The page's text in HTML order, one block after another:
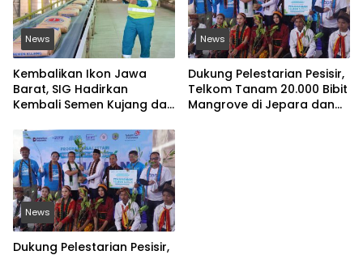
News
Kembalikan Ikon Jawa
Barat, SIG Hadirkan
Kembali Semen Kujang dan
News
Dukung Pelestarian Pesisir,
Telkom Tanam 20.000 Bibit
Mangrove di Jepara dan
News
Dukung Pelestarian Pesisir,